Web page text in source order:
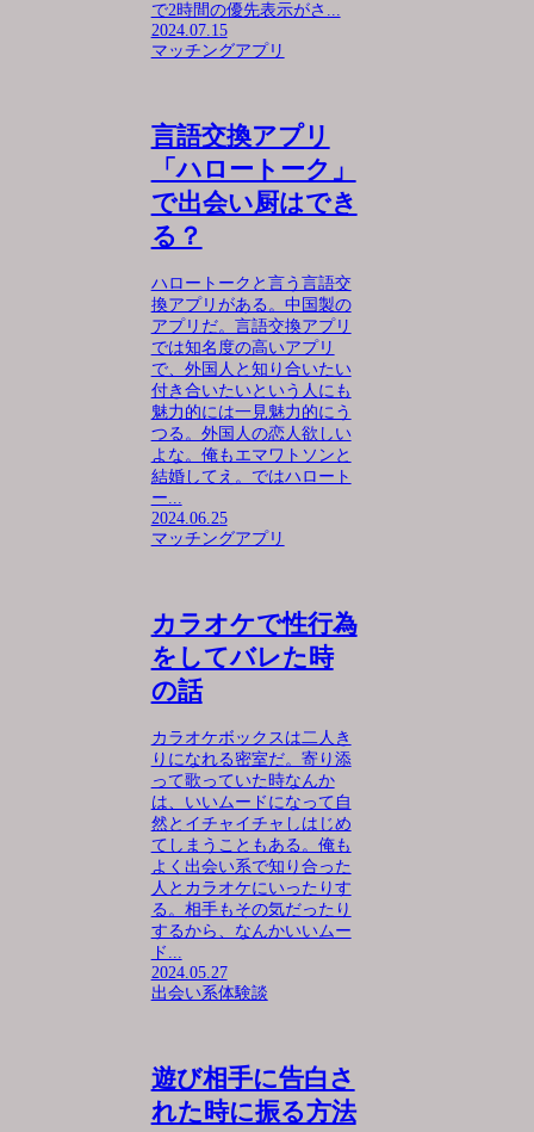
で2時間の優先表示がさ...
2024.07.15
マッチングアプリ
言語交換アプリ
「ハロートーク」
で出会い厨はでき
る？
ハロートークと言う言語交
換アプリがある。中国製の
アプリだ。言語交換アプリ
では知名度の高いアプリ
で、外国人と知り合いたい
付き合いたいという人にも
魅力的には一見魅力的にう
つる。外国人の恋人欲しい
よな。俺もエマワトソンと
結婚してえ。ではハロート
ー...
2024.06.25
マッチングアプリ
カラオケで性行為
をしてバレた時
の話
カラオケボックスは二人き
りになれる密室だ。寄り添
って歌っていた時なんか
は、いいムードになって自
然とイチャイチャしはじめ
てしまうこともある。俺も
よく出会い系で知り合った
人とカラオケにいったりす
る。相手もその気だったり
するから、なんかいいムー
ド...
2024.05.27
出会い系体験談
遊び相手に告白さ
れた時に振る方法